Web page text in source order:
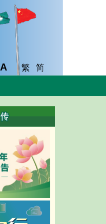
A 繁 简